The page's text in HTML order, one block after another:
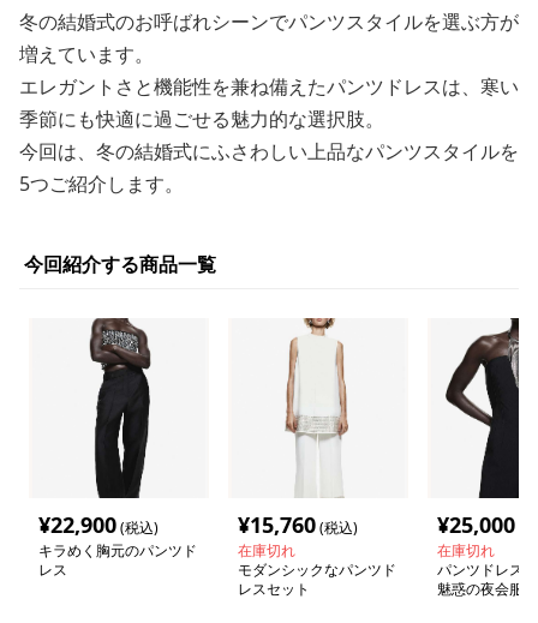
冬の結婚式のお呼ばれシーンでパンツスタイルを選ぶ方が
増えています。
エレガントさと機能性を兼ね備えたパンツドレスは、寒い
季節にも快適に過ごせる魅力的な選択肢。
今回は、冬の結婚式にふさわしい上品なパンツスタイルを
5つご紹介します。
今回紹介する商品一覧
¥22,900(税込)
キラめく胸元のパンツド
レス
¥15,760(税込)
在庫切れ
モダンシックなパンツド
レスセット
¥25,000
在庫切れ
パンツドレス
魅惑の夜会服